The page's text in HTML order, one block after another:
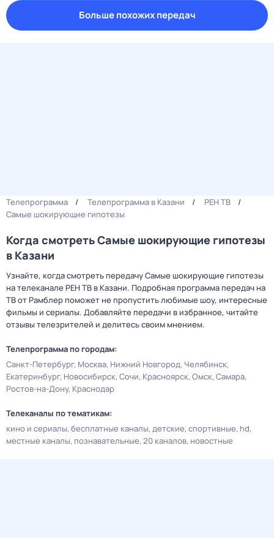
Больше похожих передач
Телепрограмма Телепрограмма в Казани
РЕН ТВ
Самые шoкиpующие гипотезы
Когда смотреть Самые шoкиpующие гипотезы
в Казани
Узнайте, когда смотреть передачу Самые шoкиpующие гипотезы
на телеканале РЕН ТВ в Казани. Подробная программа передач на
ТВ от Рамблер поможет не пропустить любимые шоу, интересные
фильмы и сериалы. Добавляйте передачи в избранное, читайте
отзывы телезрителей и делитесь своим мнением.
Телепрограмма по городам:
Санкт-Петербург Москва Нижний Новгород Челябинск
Екатеринбург Новосибирск Сочи Красноярск Омск Самара
Ростов-на-Дону Краснодар
Телеканалы по тематикам:
кино и сериалы бесплатные каналы детские спортивные hd
местные каналы познавательные 20 каналов новостные